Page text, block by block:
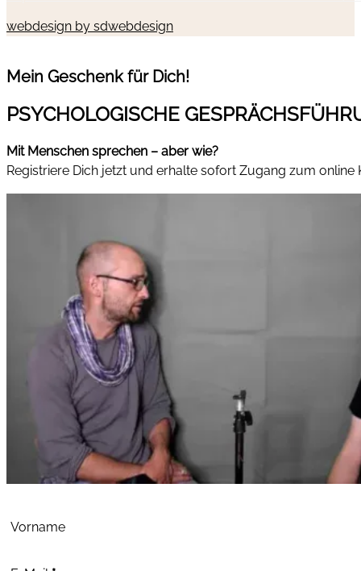
webdesign by sdwebdesign
Mein Geschenk für Dich!
PSYCHOLOGISCHE
Mit Menschen sprechen – aber wie?
Registriere Dich jetzt und erhalte sofort Zugang zum online
Vorname